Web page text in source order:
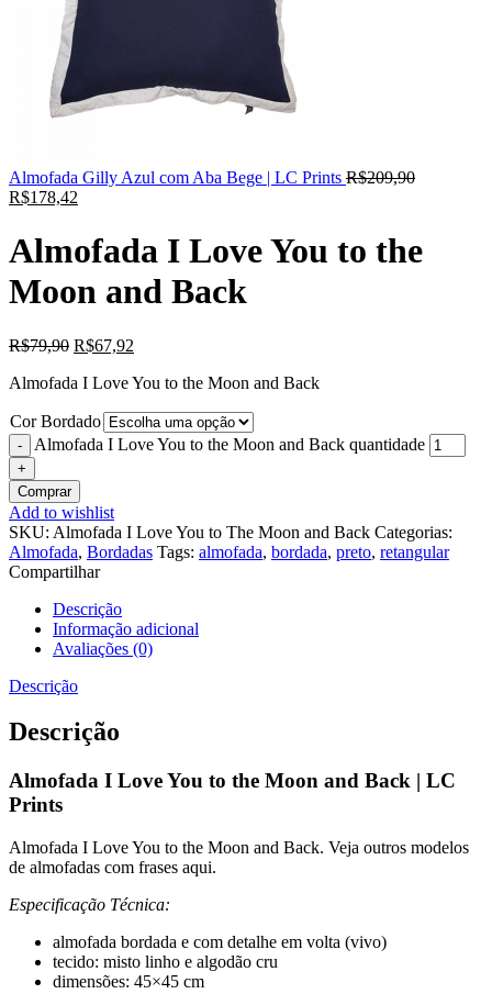
Almofada Gilly Azul com Aba Bege | LC Prints R$209,90
R$178,42
Almofada I Love You to the
Moon and Back
R$79,90 R$67,92
Almofada I Love You to the Moon and Back
Cor Bordado
Almofada I Love You to the Moon and Back quantidade
Comprar
Add to wishlist
SKU: Almofada I Love You to The Moon and Back Categorias:
Almofada, Bordadas Tags: almofada, bordada, preto, retangular
Compartilhar
Descrição
Informação adicional
Avaliações (0)
Descrição
Descrição
Almofada I Love You to the Moon and Back | LC
Prints
Almofada I Love You to the Moon and Back. Veja outros modelos
de almofadas com frases aqui.
Especificação Técnica:
almofada bordada e com detalhe em volta (vivo)
tecido: misto linho e algodão cru
dimensões: 45×45 cm